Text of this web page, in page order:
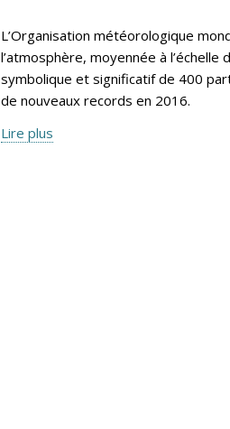
L’Organisation météorologique
l’atmosphère, moyennée à
symbolique et significatif de 400
de nouveaux records en 2016.
Lire plus